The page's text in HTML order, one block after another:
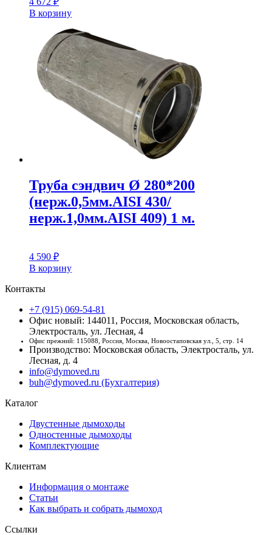
В корзину
Труба сэндвич Ø 280*200
(нерж.0,5мм.AISI 430/
нерж.1,0мм.AISI 409) 1 м.
4 590 ₽
В корзину
Контакты
+7 (915) 069-54-81
Офис новый: 144011, Россия, Московская область,
Электросталь, ул. Лесная, 4
Офис прежний: 115088, Россия, Москва, Новоостаповская ул., 5, стр. 14
Производство: Московская область, Электросталь, ул.
Лесная, д. 4
info@dymoved.ru
buh@dymoved.ru (Бухгалтерия)
Каталог
Двустенные дымоходы
Одностенные дымоходы
Комплектующие
Клиентам
Информация о монтаже
Статьи
Как выбрать и собрать дымоход
Ссылки